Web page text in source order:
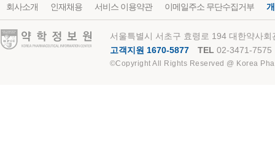
회사소개 인재채용 서비스 이용약관 이메일주소 무단수집거부
약학정보원
서울특별시 서초구 효령로 194 대한약사
고객지원 1670-5877
TEL 02-3471-7575
©Copyright All Rights Reserved @ Korea